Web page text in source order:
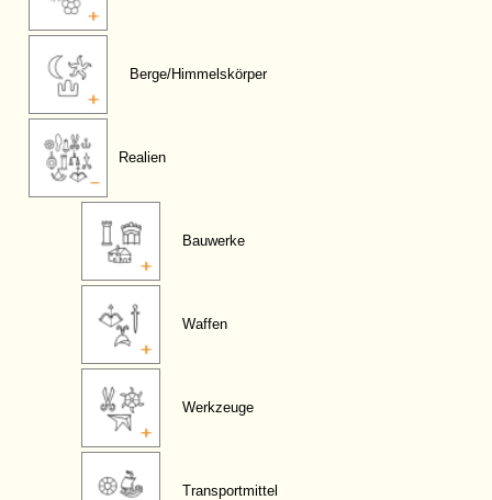
Berge/Himmelskörper
Realien
Bauwerke
Waffen
Werkzeuge
Transportmittel